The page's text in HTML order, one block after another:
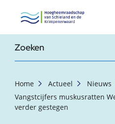
, startpagina
Zoekterm
Home Actueel
Nieuws
Vangstcijfers muskusratten
verder gestegen